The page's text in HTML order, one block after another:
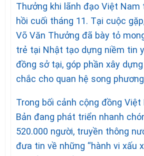
Thưởng khi lãnh đạo Việt Nam
hồi cuối tháng 11. Tại cuộc
Võ Văn Thưởng đã bày tỏ
trẻ tại Nhật tạo dựng niềm tin
đồng sở tại, góp phần xây
chắc cho quan hệ song
Trong bối cảnh cộng đồng
Bản đang phát triển nhanh
520.000 người, truyền thông
đưa tin về những “hành vi xấu